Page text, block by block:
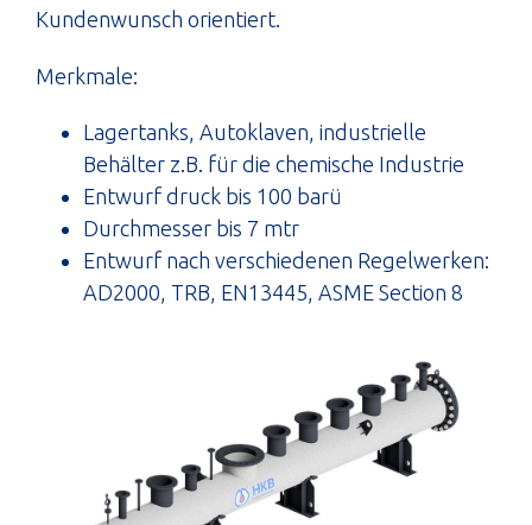
Kundenwunsch orientiert.
Merkmale:
Lagertanks, Autoklaven, industrielle
Behälter z.B. für die chemische Industrie
Entwurf druck bis 100 barü
Durchmesser bis 7 mtr
Entwurf nach verschiedenen Regelwerken:
AD2000, TRB, EN13445, ASME Section 8